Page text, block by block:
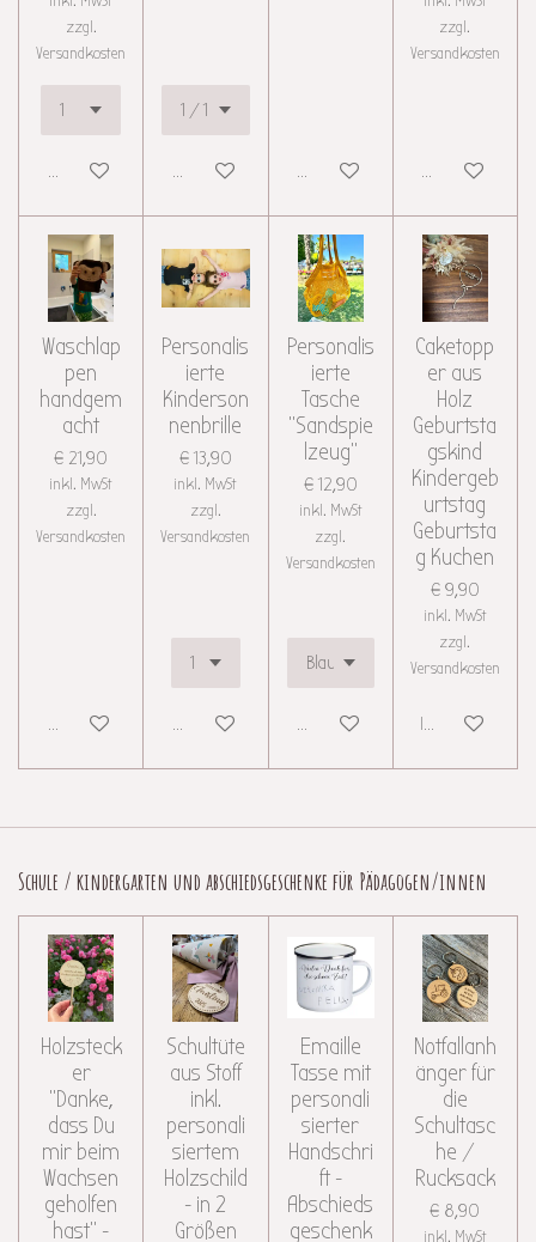
zzgl.
Versandkosten
Details anzeigen Details anzeigen Details anzeigen
zzgl.
Versandkosten
Details anzeigen
Waschlap
pen
handgem
acht
€ 21,90
inkl. MwSt
zzgl.
Versandkosten
Details anzeigen
Personalis
ierte
Kinderson
nenbrille
€ 13,90
inkl. MwSt
zzgl.
Versandkosten
Details anzeigen
Personalis
ierte
Tasche
"Sandspie
lzeug"
€ 12,90
inkl. MwSt
zzgl.
Versandkosten
Details anzeigen
Caketopp
er aus
Holz
Geburtsta
gskind
Kindergeb
urtstag
Geburtsta
g Kuchen
€ 9,90
inkl. MwSt
zzgl.
Versandkosten
In den
Schule / kindergarten und abschiedsgeschenke für Pädagogen/innen
Holzsteck
er
"Danke,
dass Du
mir beim
Wachsen
geholfen
hast" -
Schultüte
aus Stoff
inkl.
personali
siertem
Holzschild
- in 2
Größen
Emaille
Tasse mit
personali
sierter
Handschri
ft -
Abschieds
geschenk
Notfallanh
änger für
die
Schultasc
he /
Rucksack
€ 8,90
inkl. MwSt